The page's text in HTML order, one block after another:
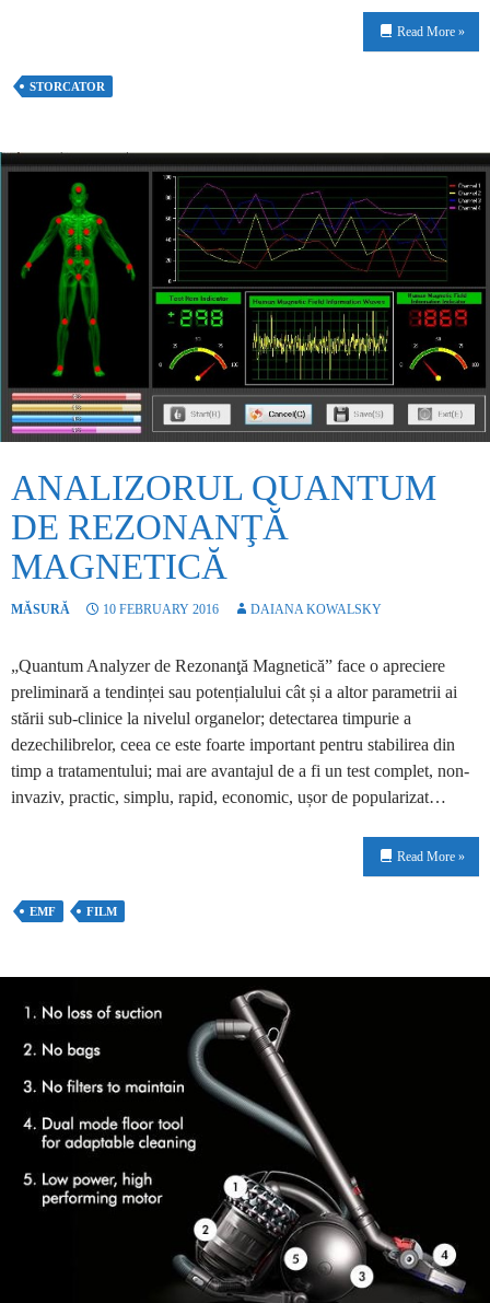
Read More »
STORCATOR
ANALIZORUL QUANTUM
DE REZONANŢĂ
MAGNETICĂ
MĂSURĂ 10 FEBRUARY 2016 DAIANA KOWALSKY
„Quantum Analyzer de Rezonanţă Magnetică” face o apreciere
preliminară a tendinței sau potențialului cât și a altor parametrii ai
stării sub-clinice la nivelul organelor; detectarea timpurie a
dezechilibrelor, ceea ce este foarte important pentru stabilirea din
timp a tratamentului; mai are avantajul de a fi un test complet, non-
invaziv, practic, simplu, rapid, economic, ușor de popularizat…
Read More »
EMF FILM